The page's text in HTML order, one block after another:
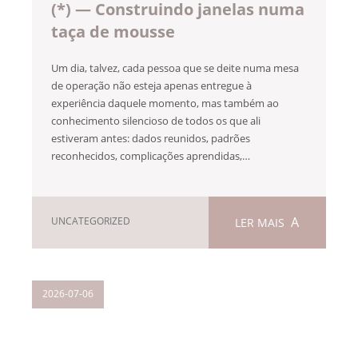
(*) — Construindo janelas numa
taça de mousse
Um dia, talvez, cada pessoa que se deite numa mesa
de operação não esteja apenas entregue à
experiência daquele momento, mas também ao
conhecimento silencioso de todos os que ali
estiveram antes: dados reunidos, padrões
reconhecidos, complicações aprendidas,…
UNCATEGORIZED LER MAIS
2026-07-06